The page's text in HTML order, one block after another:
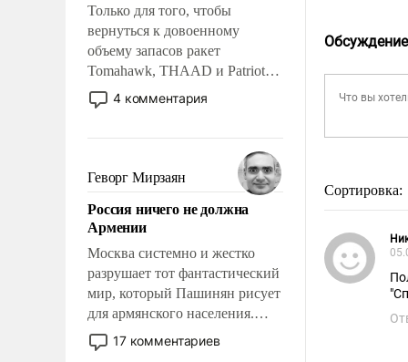
Только для того, чтобы
вернуться к довоенному
объему запасов ракет
Tomahawk, THAAD и Patriot
США потребуется более трех
лет. Даже небольшая война с
Сложившаяся ситуация
означает многолетний период
уязвимости США, например,
перед Китаем.
4 комментария
Геворг Мирзаян
Россия ничего не должна
Армении
Москва системно и жестко
разрушает тот фантастический
мир, который Пашинян рисует
для армянского населения.
Мир, где политические
прожекты будут безусловно
17 комментариев
Сортировка: